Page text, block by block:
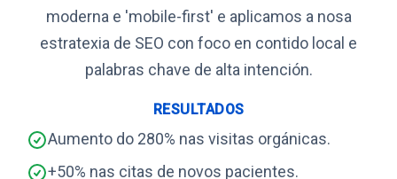
moderna e 'mobile-first' e aplicamos a nosa
estratexia de SEO con foco en contido local e
palabras chave de alta intención.
RESULTADOS
Aumento do 280% nas visitas orgánicas.
+50% nas citas de novos pacientes.